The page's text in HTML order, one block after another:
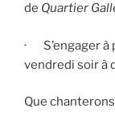
de Quartier
· S’engager à
vendredi soir à
Que